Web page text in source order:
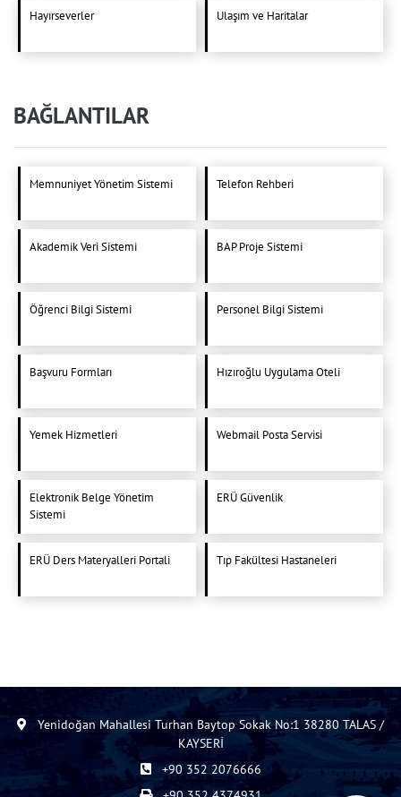
Hayırseverler Ulaşım ve Haritalar
BAĞLANTILAR
Memnuniyet Yönetim Sistemi Telefon Rehberi
Akademik Veri Sistemi BAP Proje Sistemi
Öğrenci Bilgi Sistemi Personel Bilgi Sistemi
Başvuru Formları Hızıroğlu Uygulama Oteli
Yemek Hizmetleri Webmail Posta Servisi
Elektronik Belge Yönetim
Sistemi
ERÜ Güvenlik
ERÜ Ders Materyalleri Portali Tıp Fakültesi Hastaneleri
Yenidoğan Mahallesi Turhan Baytop Sokak No:1 38280 TALAS /
KAYSERİ
+90 352 2076666